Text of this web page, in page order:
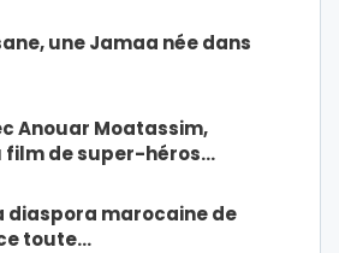
une Jamaa née dans
Anouar Moatassim,
de super-héros…
diaspora marocaine de
toute…